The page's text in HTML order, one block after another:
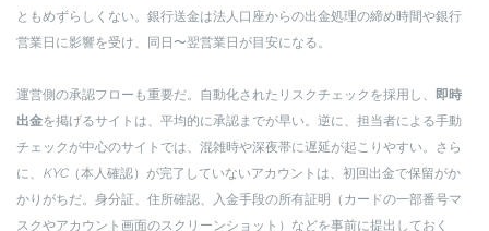
ともめずらしくない。銀行送金は法人口座からの出金処理の締め時間や銀行
営業日に影響を受け、同日〜翌営業日が目安になる。
運営側の承認フローも重要だ。自動化されたリスクチェックを採用し、 即時
出金を掲げるサイトは、平均的に承認までが早い。逆に、担当者による手動
チェックが中心のサイトでは、混雑時や深夜帯に遅延が起こりやすい。さら
に、 KYC（本人確認）が完了していないアカウントは、初回出金で保留がか
かりがちだ。身分証、住所確認、入金手段の所有証明（カードの一部番号マ
スクやアカウント画面のスクリーンショット）などを事前に提出しておく